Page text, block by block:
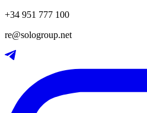
+34 951 777 100
re@sologroup.net